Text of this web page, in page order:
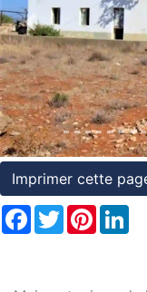
conditions
Témoignages
Conseils
Juridiques
Previous
Imprimer cette
Facebook
TwitterPinterest